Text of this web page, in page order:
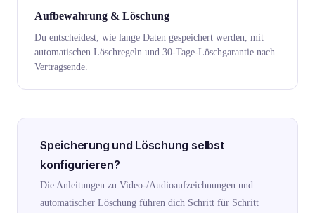
Aufbewahrung & Löschung
Du entscheidest, wie lange Daten gespeichert werden, mit
automatischen Löschregeln und 30-Tage-Löschgarantie nach
Vertragsende.
Speicherung und Löschung selbst
konfigurieren?
Die Anleitungen zu Video-/Audioaufzeichnungen und
automatischer Löschung führen dich Schritt für Schritt